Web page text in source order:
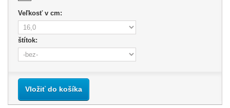
Veľkosť v cm:
štítok:
Vložiť do košíka